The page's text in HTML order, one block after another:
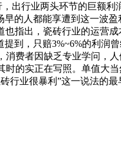
出行业两头环节的巨额利
的人都能享遭到这一波
指出，瓷砖行业的运营
到，只赔3%~6%的利润
费者因缺乏专业学问，
的实正在写照。单值大
行业很暴利”这一说法的最